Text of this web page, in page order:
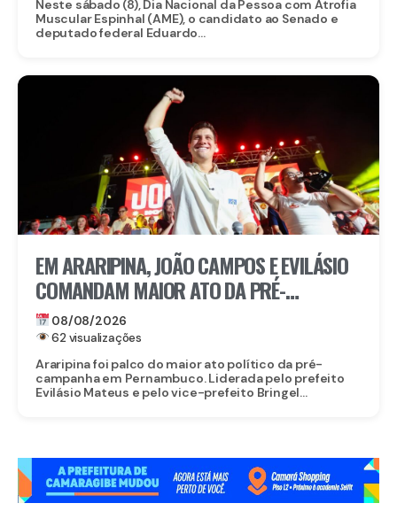
Neste sábado (8), Dia Nacional da Pessoa com Atrofia
Muscular Espinhal (AME), o candidato ao Senado e
deputado federal Eduardo...
EM ARARIPINA, JOÃO CAMPOS E EVILÁSIO
COMANDAM MAIOR ATO DA PRÉ-
CAMPANHA NO SERTÃO
08/08/2026
62 visualizações
Araripina foi palco do maior ato político da pré-
campanha em Pernambuco. Liderada pelo prefeito
Evilásio Mateus e pelo vice-prefeito Bringel...